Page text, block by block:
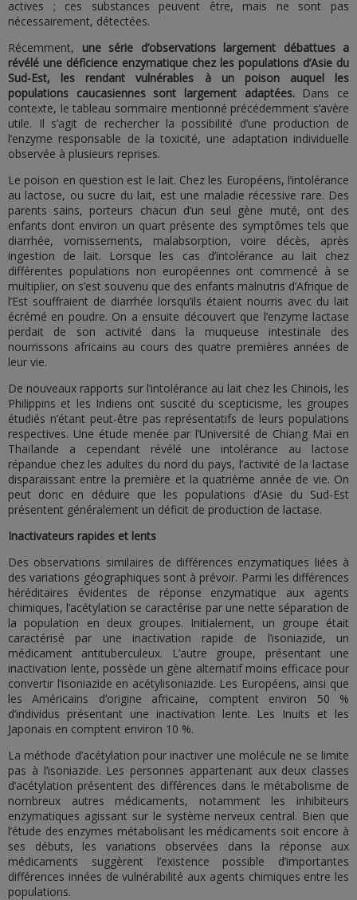
actives ; ces substances peuvent être, mais ne sont pas
nécessairement, détectées.
Récemment, une série d’observations largement débattues a
révélé une déficience enzymatique chez les populations d’Asie du
Sud-Est, les rendant vulnérables à un poison auquel les
populations caucasiennes sont largement adaptées.Dans ce
contexte, le tableau sommaire mentionné précédemment s’avère
utile. Il s’agit de rechercher la possibilité d’une production de
l’enzyme responsable de la toxicité, une adaptation individuelle
observée à plusieurs reprises.
Le poison en question est le lait. Chez les Européens, l’intolérance
au lactose, ou sucre du lait, est une maladie récessive rare. Des
parents sains, porteurs chacun d’un seul gène muté, ont des
enfants dont environ un quart présente des symptômes tels que
diarrhée, vomissements, malabsorption, voire décès, après
ingestion de lait. Lorsque les cas d’intolérance au lait chez
différentes populations non européennes ont commencé à se
multiplier, on s’est souvenu que des enfants malnutris d’Afrique de
l’Est souffraient de diarrhée lorsqu’ils étaient nourris avec du lait
écrémé en poudre. On a ensuite découvert que l’enzyme lactase
perdait de son activité dans la muqueuse intestinale des
nourrissons africains au cours des quatre premières années de
leur vie.
De nouveaux rapports sur l’intolérance au lait chez les Chinois, les
Philippins et les Indiens ont suscité du scepticisme, les groupes
étudiés n’étant peut-être pas représentatifs de leurs populations
respectives. Une étude menée par l’Université de Chiang Mai en
Thaïlande a cependant révélé une intolérance au lactose
répandue chez les adultes du nord du pays, l’activité de la lactase
disparaissant entre la première et la quatrième année de vie. On
peut donc en déduire que les populations d’Asie du Sud-Est
présentent généralement un déficit de production de lactase.
Inactivateurs rapides et lents
Des observations similaires de différences enzymatiques liées à
des variations géographiques sont à prévoir. Parmi les différences
héréditaires évidentes de réponse enzymatique aux agents
chimiques, l’acétylation se caractérise par une nette séparation de
la population en deux groupes. Initialement, un groupe était
caractérisé par une inactivation rapide de l’isoniazide, un
médicament antituberculeux. L’autre groupe, présentant une
inactivation lente, possède un gène alternatif moins efficace pour
convertir l’isoniazide en acétylisoniazide. Les Européens, ainsi que
les Américains d’origine africaine, comptent environ 50 %
d’individus présentant une inactivation lente. Les Inuits et les
Japonais en comptent environ 10 %.
La méthode d’acétylation pour inactiver une molécule ne se limite
pas à l’isoniazide. Les personnes appartenant aux deux classes
d’acétylation présentent des différences dans le métabolisme de
nombreux autres médicaments, notamment les inhibiteurs
enzymatiques agissant sur le système nerveux central. Bien que
l’étude des enzymes métabolisant les médicaments soit encore à
ses débuts, les variations observées dans la réponse aux
médicaments suggèrent l’existence possible d’importantes
différences innées de vulnérabilité aux agents chimiques entre les
populations.